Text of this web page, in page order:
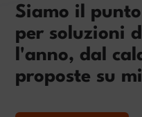
Siamo il
per soluzioni
l'anno, dal
proposte su